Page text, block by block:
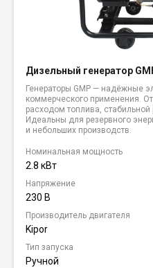
Дизельный генератор
Генераторы GMP — надёжные
коммерческого применения.
расходом топлива,
Идеальны для резервного
и небольших производств.
Номинальная мощность
2.8 кВт
Напряжение
230 В
Производитель двигателя
Kipor
Тип запуска
Ручной